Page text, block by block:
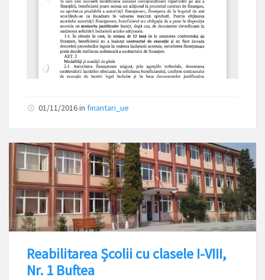
01/11/2016in finantari_ue
Reabilitarea Școlii cu clasele I-VIII,
Nr. 1 Buftea